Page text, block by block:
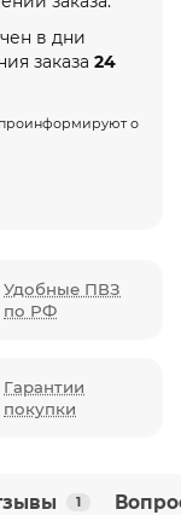
в дни
заказа 24
проинформируют о
Удобные ПВЗ
по РФ
Гарантии
покупки
1